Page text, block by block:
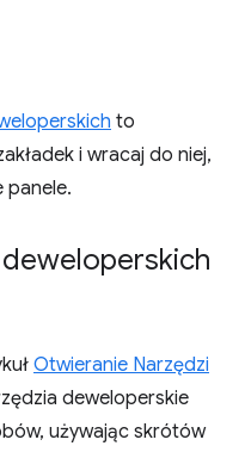
to
i wracaj do niej,
panele.
Otwieranie Narzędzi
deweloperskie
używając skrótów